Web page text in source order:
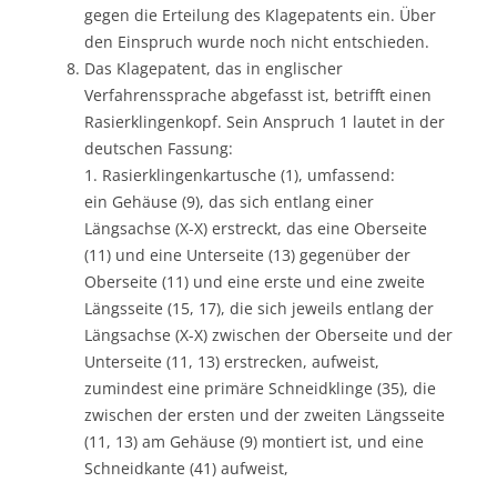
gegen die Erteilung des Klagepatents ein. Über
den Einspruch wurde noch nicht entschieden.
Das Klagepatent, das in englischer
Verfahrenssprache abgefasst ist, betrifft einen
Rasierklingenkopf. Sein Anspruch 1 lautet in der
deutschen Fassung:
1. Rasierklingenkartusche (1), umfassend:
ein Gehäuse (9), das sich entlang einer
Längsachse (X-X) erstreckt, das eine Oberseite
(11) und eine Unterseite (13) gegenüber der
Oberseite (11) und eine erste und eine zweite
Längsseite (15, 17), die sich jeweils entlang der
Längsachse (X-X) zwischen der Oberseite und der
Unterseite (11, 13) erstrecken, aufweist,
zumindest eine primäre Schneidklinge (35), die
zwischen der ersten und der zweiten Längsseite
(11, 13) am Gehäuse (9) montiert ist, und eine
Schneidkante (41) aufweist,